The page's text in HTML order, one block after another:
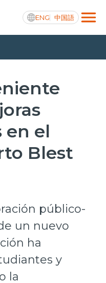
ENG 中国語
en el
Blest
público-
un nuevo
ha
y
la